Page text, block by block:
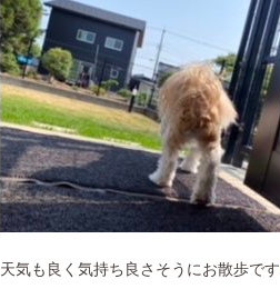
天気も良く気持ち良さそうにお散歩です